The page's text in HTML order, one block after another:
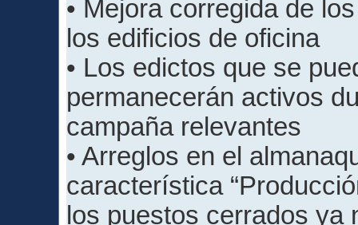
• Mejora corregida de
los edificios de oficina
• Los edictos que se
permanecerán activos
campaña relevantes
• Arreglos en el
característica
los puestos cerrados